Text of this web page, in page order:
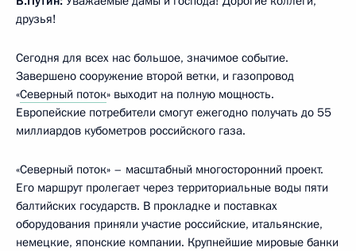
друзья!
Сегодня для всех нас большое, значимое событие.
Завершено сооружение второй ветки, и газопровод
«Северный поток» выходит на полную мощность.
Европейские потребители смогут ежегодно получать до 55
миллиардов кубометров российского газа.
«Северный поток» – масштабный многосторонний проект.
Его маршрут пролегает через территориальные воды пяти
балтийских государств. В прокладке и поставках
оборудования приняли участие российские, итальянские,
немецкие, японские компании. Крупнейшие мировые банки